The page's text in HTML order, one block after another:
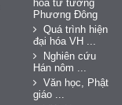
hóa tư tưởng
Phương Đông
Quá trình hiện
đại hóa VH ...
Nghiên cứu
Hán nôm ...
Văn học, Phật
giáo ...